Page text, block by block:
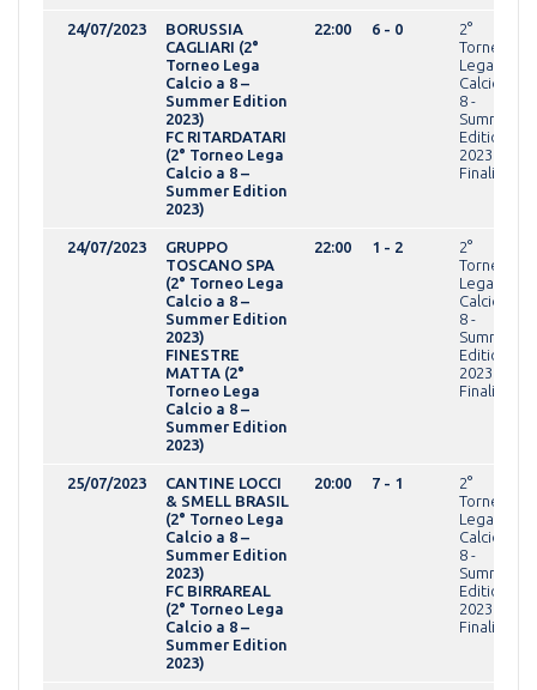
24/07/2023
BORUSSIA
CAGLIARI (2°
Torneo Lega
Calcio a 8 –
Summer Edition
2023)
FC RITARDATARI
(2° Torneo Lega
Calcio a 8 –
Summer Edition
2023)
22:00 6 - 0
2°
Torneo
Lega
Calcio a
8 -
Summer
Edition
2023Fasi
Finali
24/07/2023
GRUPPO
TOSCANO SPA
(2° Torneo Lega
Calcio a 8 –
Summer Edition
2023)
FINESTRE
MATTA (2°
Torneo Lega
Calcio a 8 –
Summer Edition
2023)
22:00 1 - 2
2°
Torneo
Lega
Calcio a
8 -
Summer
Edition
2023Fasi
Finali
25/07/2023
CANTINE LOCCI
& SMELL BRASIL
(2° Torneo Lega
Calcio a 8 –
Summer Edition
2023)
FC BIRRAREAL
(2° Torneo Lega
Calcio a 8 –
Summer Edition
2023)
20:00 7 - 1
2°
Torneo
Lega
Calcio a
8 -
Summer
Edition
2023Fasi
Finali